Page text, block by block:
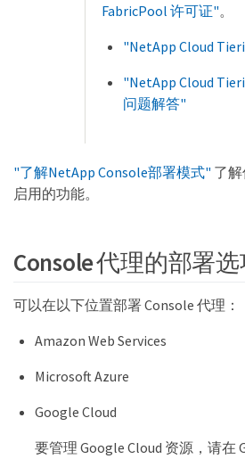
FabricPool 许可证"。
"NetApp Cloud
"NetApp Cloud
问题解答"
"了解NetApp Console部署模式" 了
启用的功能。
Console 代理的部署
可以在以下位置部署 Console 代理：
Amazon Web Services
Microsoft Azure
Google Cloud
要管理 Google Cloud 资源，请在